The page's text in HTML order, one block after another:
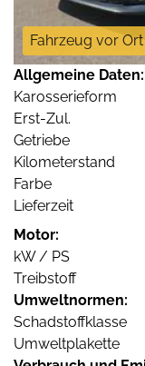
Fahrzeug vor Ort
Allgemeine Daten:
Karosserieform
Erst-Zul.
Getriebe
Kilometerstand
Farbe
Lieferzeit
Motor:
kW / PS
Treibstoff
Umweltnormen:
Schadstoffklasse
Umweltplakette